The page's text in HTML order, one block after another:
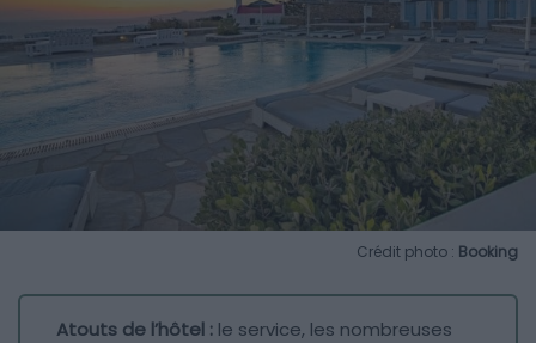
Crédit photo : Booking
Atouts de l’hôtel : le service, les nombreuses